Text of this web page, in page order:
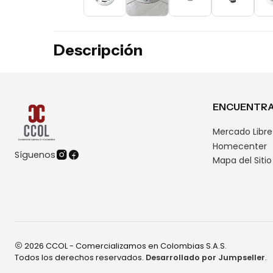
Descripción
Síguenos
Mercado Libre
Homecenter
Mapa del Sitio
2026 CCOL - Comercializamos en Colombias S.A.S.
Todos los derechos reservados. Desarrollado por Jumpseller.